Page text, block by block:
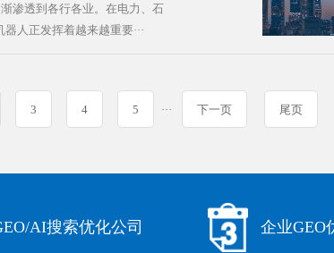
渗透到各行各业。在电力、石
人正发挥着越来越重要···
3 4 5 ··· 下一页 尾页
AI搜索优化公司 企业GEO